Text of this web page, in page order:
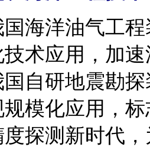
洋油气工程
术应用，加
自研地震勘
模化应用，
度探测新时代